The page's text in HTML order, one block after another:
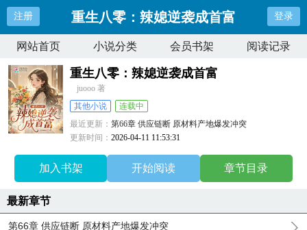
注册 重生八零：辣媳逆袭成首富 登录
网站首页 小说分类 会员书架 阅读记录
重生八零：辣媳逆袭成首富
juooo 著
其他小说
连载中
最近更新：第66章 供应链断 原材料产地爆发冲突
更新时间：2026-04-11 11:53:31
加入书架 开始阅读 章节目录
最新章节
第66章 供应链断 原材料产地爆发冲突